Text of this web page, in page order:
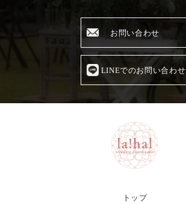
お問い合わせ
LINEでのお問い合わせ
トップ